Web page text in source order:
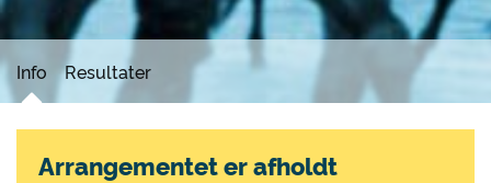
Info Resultater
Arrangementet er afholdt